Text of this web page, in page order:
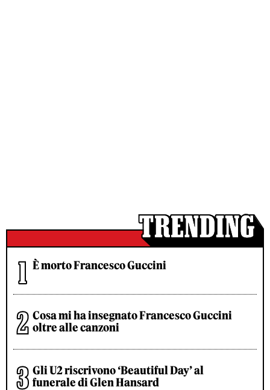
È morto Francesco Guccini
Cosa mi ha insegnato Francesco Guccini
oltre alle canzoni
Gli U2 riscrivono ‘Beautiful Day’ al
funerale di Glen Hansard